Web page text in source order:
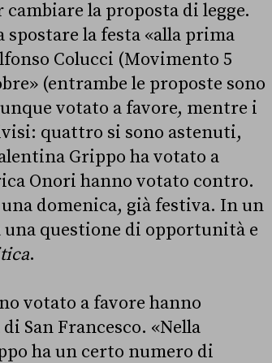
la proposta di legge.
la festa «alla prima
Colucci (Movimento 5
(entrambe le proposte sono
votato a favore, mentre i
quattro si sono astenuti,
Grippo ha votato a
Onori hanno votato contro.
domenica, già festiva. In un
questione di opportunità e
.
votato a favore hanno
San Francesco. «Nella
ha un certo numero di